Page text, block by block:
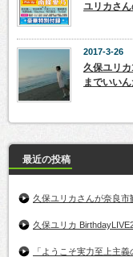
ユリカさん
2017-3-26
久保ユリ
までいい
最近の投稿
久保ユリカさんが奈良市
久保ユリカ
「ようこそ実力至上主